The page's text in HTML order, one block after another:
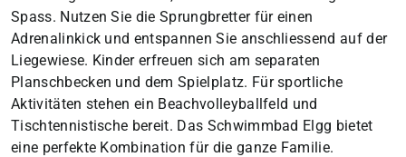
Spass. Nutzen Sie die Sprungbretter für einen
Adrenalinkick und entspannen Sie anschliessend auf der
Liegewiese. Kinder erfreuen sich am separaten
Planschbecken und dem Spielplatz. Für sportliche
Aktivitäten stehen ein Beachvolleyballfeld und
Tischtennistische bereit. Das Schwimmbad Elgg bietet
eine perfekte Kombination für die ganze Familie.